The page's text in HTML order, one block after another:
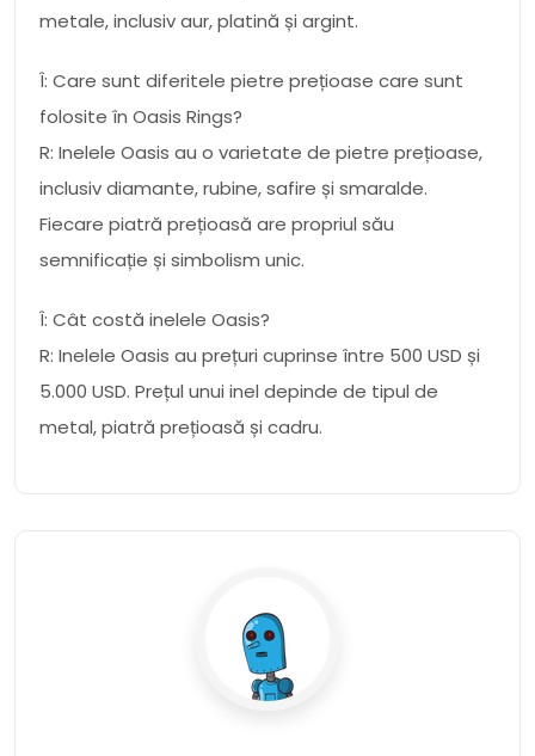
metale, inclusiv aur, platină și argint.
Î: Care sunt diferitele pietre prețioase care sunt
folosite în Oasis Rings?
R: Inelele Oasis au o varietate de pietre prețioase,
inclusiv diamante, rubine, safire și smaralde.
Fiecare piatră prețioasă are propriul său
semnificație și simbolism unic.
Î: Cât costă inelele Oasis?
R: Inelele Oasis au prețuri cuprinse între 500 USD și
5.000 USD. Prețul unui inel depinde de tipul de
metal, piatră prețioasă și cadru.